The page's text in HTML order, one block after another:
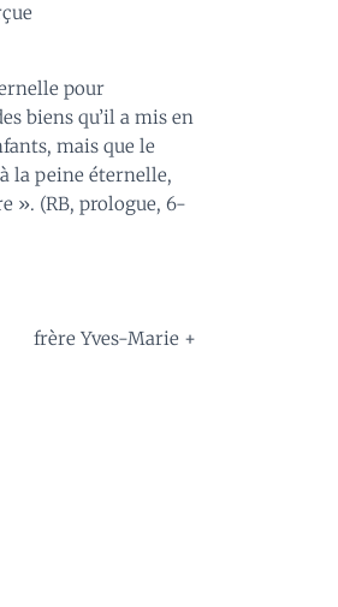
pour
biens qu’il a mis en
mais que le
la peine éternelle,
». (RB, prologue, 6-
frère Yves-Marie +